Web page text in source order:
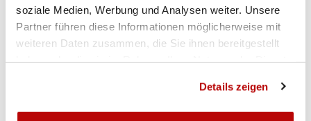
soziale Medien, Werbung und Analysen weiter. Unsere
Partner führen diese Informationen möglicherweise mit
weiteren Daten zusammen, die Sie ihnen bereitgestellt
Details zeigen
DOWNLOADS